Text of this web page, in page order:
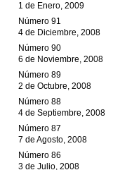
1 de Enero, 2009
Número 91
4 de Diciembre, 2008
Número 90
6 de Noviembre, 2008
Número 89
2 de Octubre, 2008
Número 88
4 de Septiembre, 2008
Número 87
7 de Agosto, 2008
Número 86
3 de Julio, 2008